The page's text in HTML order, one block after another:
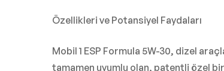
Özellikleri ve Potansiyel Faydaları
Mobil 1 ESP Formula 5W-30, dizel
tamamen uyumlu olan, patentli özel